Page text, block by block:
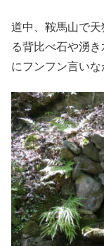
道中、鞍馬山で
る背比べ石や湧
にフンフン言いな